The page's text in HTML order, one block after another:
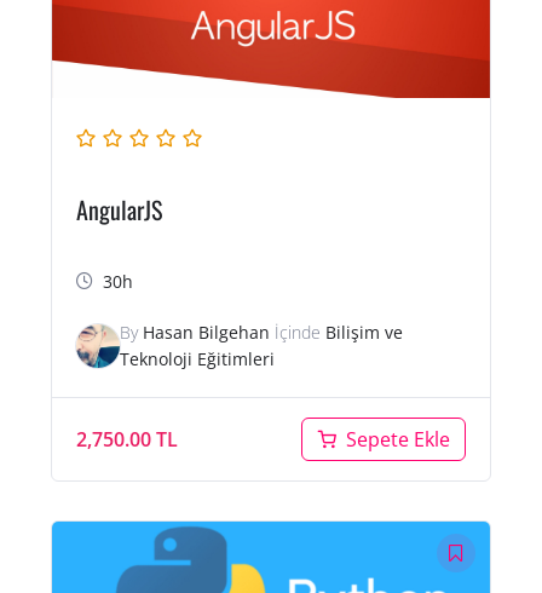
AngularJS
30h
By Hasan Bilgehan İçinde Bilişim ve
Teknoloji Eğitimleri
2,750.00TL Sepete Ekle